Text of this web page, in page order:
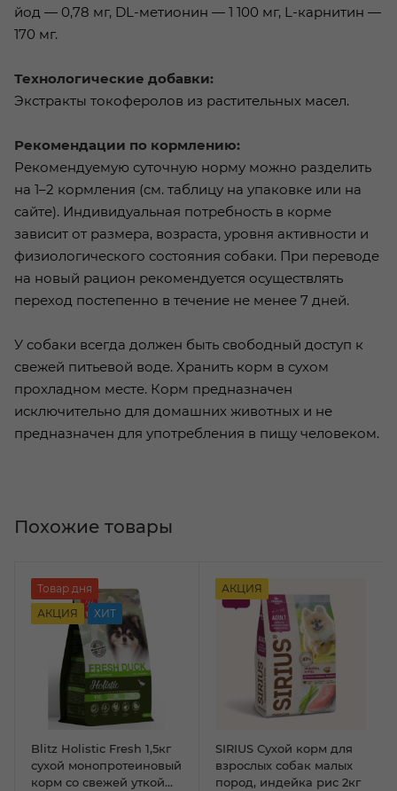
йод — 0,78 мг, DL-метионин — 1 100 мг, L-карнитин —
170 мг.
Технологические добавки:
Экстракты токоферолов из растительных масел.
Рекомендации по кормлению:
Рекомендуемую суточную норму можно разделить
на 1–2 кормления (см. таблицу на упаковке или на
сайте). Индивидуальная потребность в корме
зависит от размера, возраста, уровня активности и
физиологического состояния собаки. При переводе
на новый рацион рекомендуется осуществлять
переход постепенно в течение не менее 7 дней.
У собаки всегда должен быть свободный доступ к
свежей питьевой воде. Хранить корм в сухом
прохладном месте. Корм предназначен
исключительно для домашних животных и не
предназначен для употребления в пищу человеком.
Товар дня
АКЦИЯ
ХИТ
Blitz Holistic Fresh 1,5кг
сухой монопротеиновый
корм со свежей уткой
АКЦИЯ
SIRIUS Сухой корм для
взрослых собак малых
пород, индейка рис 2кг
Похожие товары